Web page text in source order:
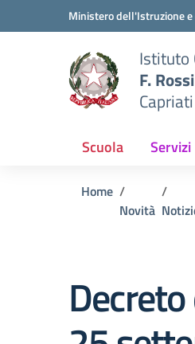
Vai ai contenuti
Vai al menu di navigazione
Ministero dell'Istruzione
Istituto
F. Rossi
Scuola Servizi
Home
Novità